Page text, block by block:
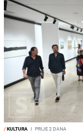
/KULTURA I PRIJE 2 DANA